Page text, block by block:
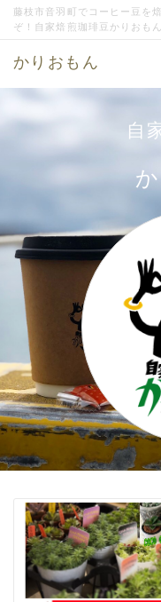
藤枝市音羽町でコーヒー豆を
ぞ！自家焙煎珈琲豆かりおもん
かりおもん
自